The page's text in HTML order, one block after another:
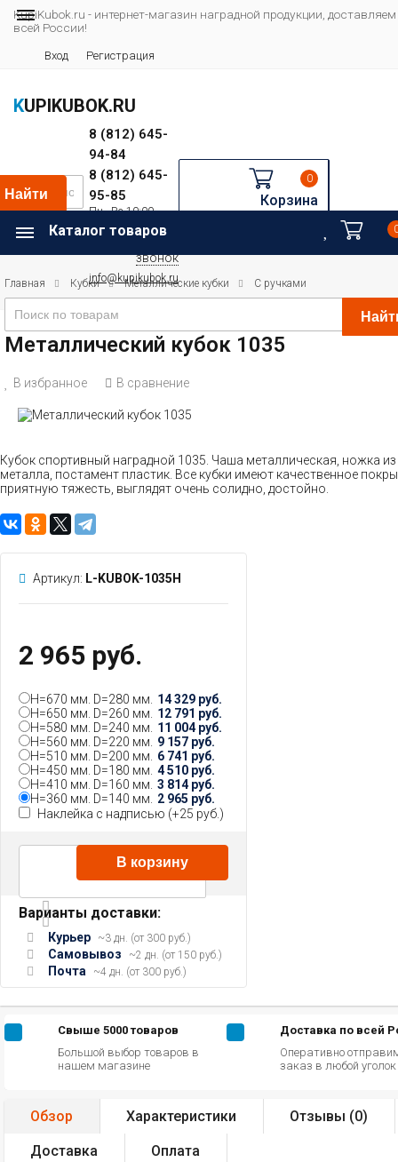
KupiKubok.ru - интернет-магазин наградной продукции,
всей России!
Вход Регистрация
KUPIKUBOK.RU
Найти
Футбол
8 (812) 645-
94-84
8 (812) 645-
95-85
Пн—Вс 10:00—
Заказать
звонок
info@kupikubok.ru
0
Корзина
Каталог товаров
Главная Кубки Металлические кубки С ручками
Металлический кубок 1035
В избранное В сравнение
Кубок спортивный наградной 1035. Чаша металлическая, ножка из
металла, постамент пластик. Все кубки имеют качественное
приятную тяжесть, выглядят очень солидно, достойно.
Артикул: L-KUBOK-1035H
2 965 руб.
H=670 мм. D=280 мм.
14 329 руб.
H=650 мм. D=260 мм.
12 791 руб.
H=580 мм. D=240 мм.
11 004 руб.
H=560 мм. D=220 мм.
9 157 руб.
H=510 мм. D=200 мм.
6 741 руб.
H=450 мм. D=180 мм. 4 510 руб.
H=410 мм. D=160 мм. 3 814 руб.
H=360 мм. D=140 мм.
2 965 руб.
Наклейка с надписью (+25 руб. )
В корзину
Варианты доставки:
Курьер ~3 дн. (от 300 руб.)
Самовывоз ~2 дн. (от 150 руб.)
Почта ~4 дн. (от 300 руб.)
Свыше 5000 товаров
Большой выбор товаров в
нашем магазине
Доставка по всей
Оперативно
заказ в любой
Обзор Характеристики Отзывы (0)
Доставка Оплата